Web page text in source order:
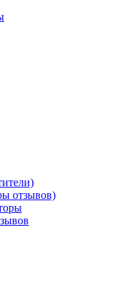
отзывов)